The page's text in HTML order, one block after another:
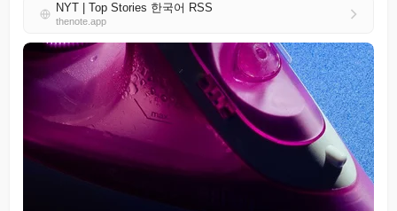
NYT | Top Stories 한국어 RSS
thenote.app